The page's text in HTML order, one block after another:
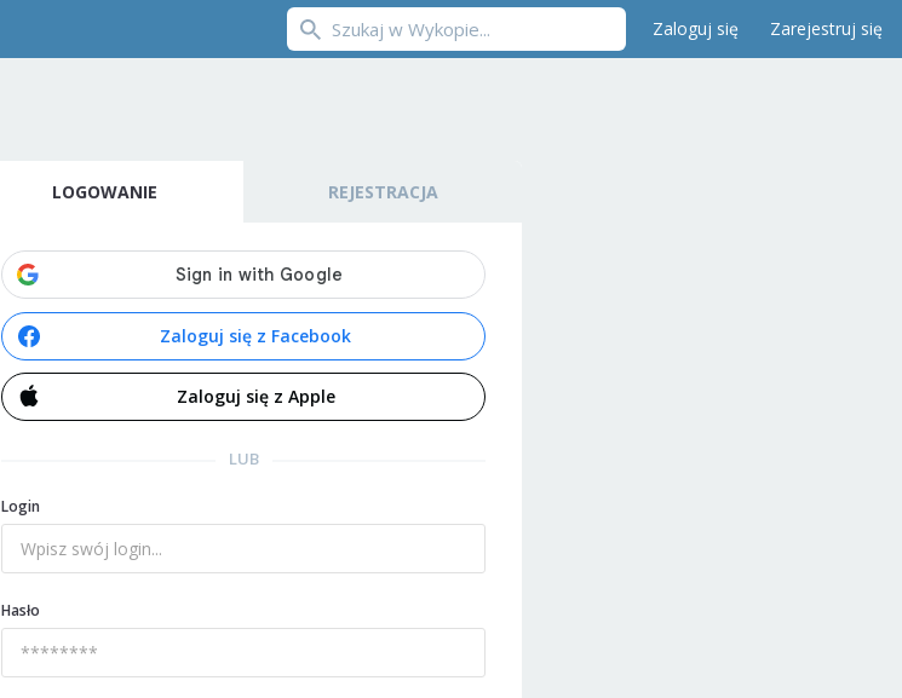
Zaloguj się Zarejestruj się
LOGOWANIE REJESTRACJA
Zaloguj się z Facebook
Zaloguj się z Apple
LUB
Login
Hasło